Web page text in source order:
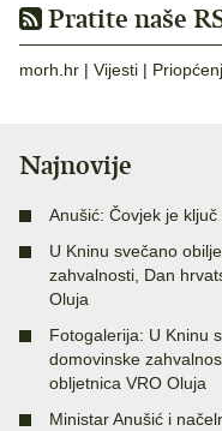
Pratite naše
morh.hr | Vijesti |
Najnovije
Anušić: Čovjek je
U Kninu svečano
zahvalnosti, Dan
Oluja
Fotogalerija: U Kninu
domovinske
obljetnica VRO Oluja
Ministar Anušić i